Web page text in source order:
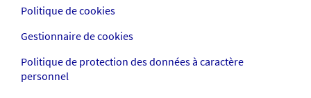
Politique de cookies
Gestionnaire de cookies
Politique de protection des données à caractère
personnel